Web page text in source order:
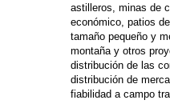
astilleros, minas de
económico, patios
tamaño pequeño y
montaña y otros
distribución de las
distribución de
fiabilidad a campo